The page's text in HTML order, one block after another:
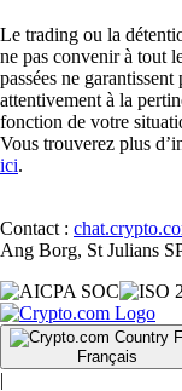
Le trading ou la
ne pas convenir à tout
passées ne
attentivement à la
fonction de votre
Vous trouverez plus
ici.
Contact :
Ang Borg, St Julians
Français
|